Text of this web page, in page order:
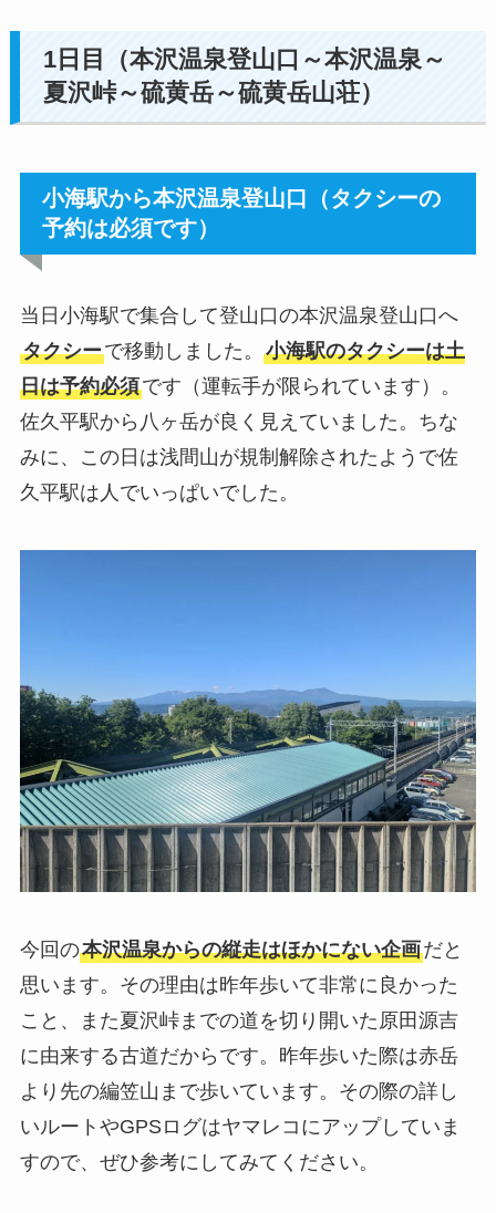
1日目（本沢温泉登山口～本沢温泉～
夏沢峠～硫黄岳～硫黄岳山荘）
小海駅から本沢温泉登山口（タクシーの
予約は必須です）
当日小海駅で集合して登山口の本沢温泉登山口へ
タクシーで移動しました。 小海駅のタクシーは土
日は予約必須です（運転手が限られています）。
佐久平駅から八ヶ岳が良く見えていました。ちな
みに、この日は浅間山が規制解除されたようで佐
久平駅は人でいっぱいでした。
今回の本沢温泉からの縦走はほかにない企画だと
思います。その理由は昨年歩いて非常に良かった
こと、また夏沢峠までの道を切り開いた原田源吉
に由来する古道だからです。昨年歩いた際は赤岳
より先の編笠山まで歩いています。その際の詳し
いルートやGPSログはヤマレコにアップしていま
すので、ぜひ参考にしてみてください。